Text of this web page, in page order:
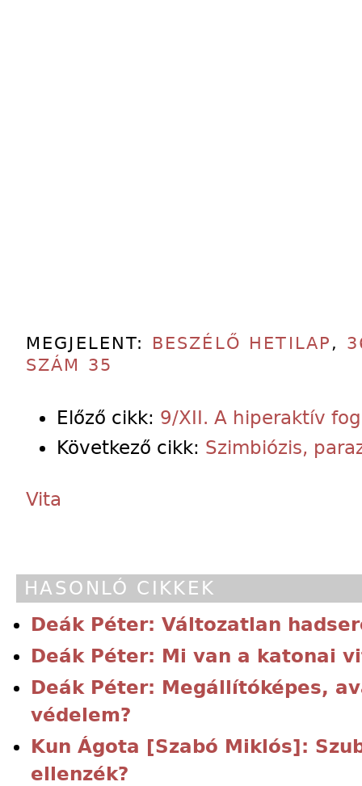
MEGJELENT: BESZÉLŐ HETILAP ,
SZÁM 35
Előző cikk: 9/XII. A hiperaktív
Következő cikk: Szimbiózis,
Vita
HASONLÓ CIKKEK
Deák Péter: Változatlan
Deák Péter: Mi van a katonai
Deák Péter: Megállítóképes,
védelem?
Kun Ágota [Szabó Miklós]:
ellenzék?